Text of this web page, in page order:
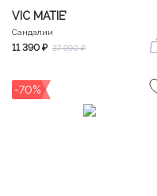
VIC MATIE’
Сандалии
11 390 ₽ 37 990 ₽
-70%